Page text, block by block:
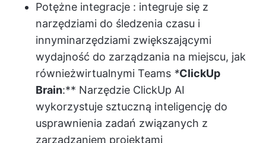
Potężne integracje : integruje się z
narzędziami do śledzenia czasu i
innyminarzędziami zwiększającymi
wydajność do zarządzania na miejscu, jak
równieżwirtualnymi Teams *ClickUp
Brain:** Narzędzie ClickUp AI
wykorzystuje sztuczną inteligencję do
usprawnienia zadań związanych z
zarządzaniem projektami